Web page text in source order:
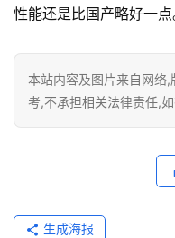
资
联
性能还是比国产略好一点
本站内容及图片来自网络
考,不承担相关法律责任,
生成海报